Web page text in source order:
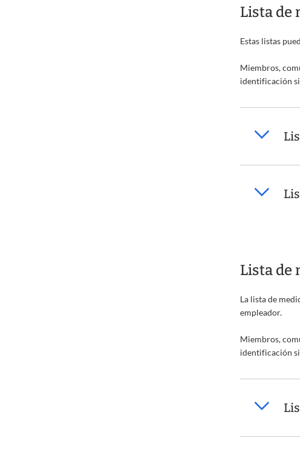
Lista de
Estas listas
Miembros,
identificación
Lista de
La lista de
empleador.
Miembros,
identificación